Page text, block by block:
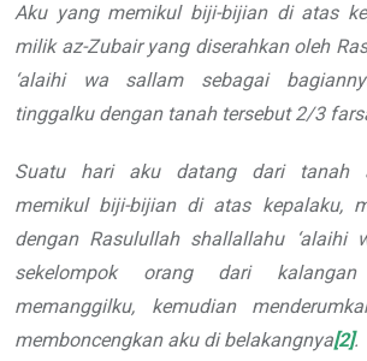
Aku yang memikul biji-bijian di atas
milik az-Zubair yang diserahkan oleh
‘alaihi wa sallam sebagai
tinggalku dengan tanah tersebut 2/3
Suatu hari aku datang dari tanah
memikul biji-bijian di atas kepalaku,
dengan Rasulullah shallallahu ‘alaihi
sekelompok orang dari
memanggilku, kemudian
memboncengkan aku di belakangnya[2].